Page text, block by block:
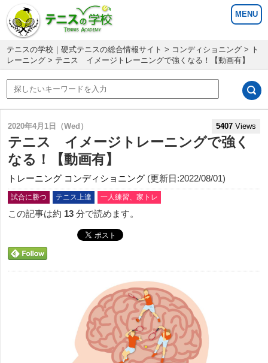
テニスの学校｜硬式テニスの総合情報サイト > コンディショニング > ト
レーニング > テニス イメージトレーニングで強くなる！【動画有】
2020年4月1日（Wed） 5407 Views
テニス イメージトレーニングで強く
なる！【動画有】
トレーニング コンディショニング (更新日:2022/08/01)
試合に勝つ テニス上達 一人練習、家トレ
この記事は約 13 分で読めます。